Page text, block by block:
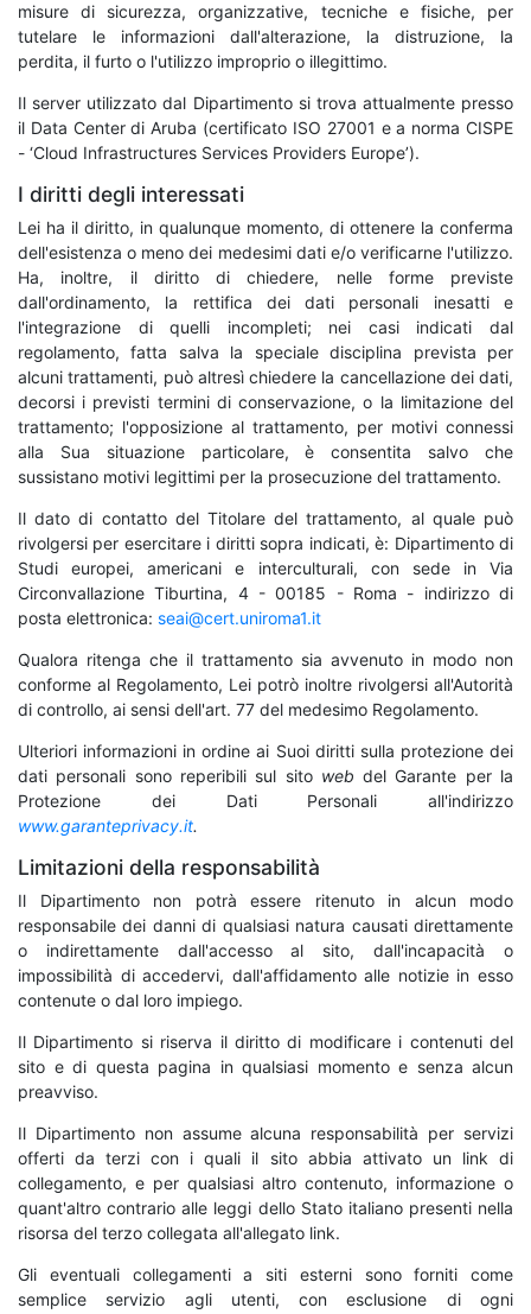
misure di sicurezza, organizzative, tecniche e fisiche, per
tutelare le informazioni dall'alterazione, la distruzione, la
perdita, il furto o l'utilizzo improprio o illegittimo.
Il server utilizzato dal Dipartimento si trova attualmente presso
il Data Center di Aruba (certificato ISO 27001 e a norma CISPE
- ‘Cloud Infrastructures Services Providers Europe’).
I diritti degli interessati
Lei ha il diritto, in qualunque momento, di ottenere la conferma
dell'esistenza o meno dei medesimi dati e/o verificarne l'utilizzo.
Ha, inoltre, il diritto di chiedere, nelle forme previste
dall'ordinamento, la rettifica dei dati personali inesatti e
l'integrazione di quelli incompleti; nei casi indicati dal
regolamento, fatta salva la speciale disciplina prevista per
alcuni trattamenti, può altresì chiedere la cancellazione dei dati,
decorsi i previsti termini di conservazione, o la limitazione del
trattamento; l'opposizione al trattamento, per motivi connessi
alla Sua situazione particolare, è consentita salvo che
sussistano motivi legittimi per la prosecuzione del trattamento.
Il dato di contatto del Titolare del trattamento, al quale può
rivolgersi per esercitare i diritti sopra indicati, è: Dipartimento di
Studi europei, americani e interculturali, con sede in Via
Circonvallazione Tiburtina, 4 - 00185 - Roma - indirizzo di
posta elettronica: seai@cert.uniroma1.it
Qualora ritenga che il trattamento sia avvenuto in modo non
conforme al Regolamento, Lei potrò inoltre rivolgersi all'Autorità
di controllo, ai sensi dell'art. 77 del medesimo Regolamento.
Ulteriori informazioni in ordine ai Suoi diritti sulla protezione dei
dati personali sono reperibili sul sito web del Garante per la
Protezione dei Dati Personali all'indirizzo
www.garanteprivacy.it.
Limitazioni della responsabilità
Il Dipartimento non potrà essere ritenuto in alcun modo
responsabile dei danni di qualsiasi natura causati direttamente
o indirettamente dall'accesso al sito, dall'incapacità o
impossibilità di accedervi, dall'affidamento alle notizie in esso
contenute o dal loro impiego.
Il Dipartimento si riserva il diritto di modificare i contenuti del
sito e di questa pagina in qualsiasi momento e senza alcun
preavviso.
Il Dipartimento non assume alcuna responsabilità per servizi
offerti da terzi con i quali il sito abbia attivato un link di
collegamento, e per qualsiasi altro contenuto, informazione o
quant'altro contrario alle leggi dello Stato italiano presenti nella
risorsa del terzo collegata all'allegato link.
Gli eventuali collegamenti a siti esterni sono forniti come
semplice servizio agli utenti, con esclusione di ogni